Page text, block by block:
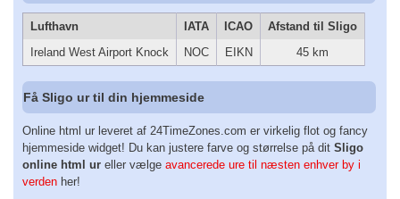
Lufthavn IATA ICAO
Afstand til Sligo
Ireland West Airport Knock
NOC EIKN 45 km
Få Sligo ur til din hjemmeside
Online html ur leveret af 24TimeZones.com er virkelig flot og fancy
hjemmeside widget! Du kan justere farve og størrelse på dit Sligo
online html ur eller vælge avancerede ure til næsten enhver by i
verden her!